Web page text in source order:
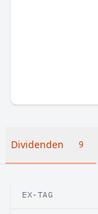
Dividenden 9
EX-TAG